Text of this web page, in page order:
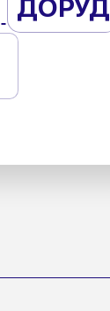
ДОРУД